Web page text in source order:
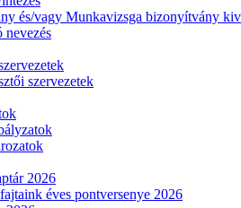
és/vagy Munkavizsga bizonyítvány
nevezés
szervezetek
2026
éves pontversenye 2026